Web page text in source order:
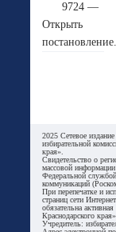
9724 —
Открыть
2025 Сетевое
избирательной
края».
Свидетельство о
массовой
Федеральной
коммуникаций
При перепечатке и
страниц сети Интернет
обязательна
Краснодарского
Учредитель: